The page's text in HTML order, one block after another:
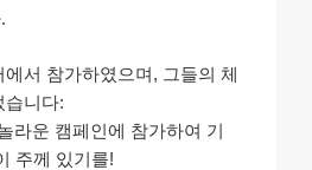
서 참가하였으며, 그들의 체
습니다:
라운 캠페인에 참가하여 기
주께 있기를!